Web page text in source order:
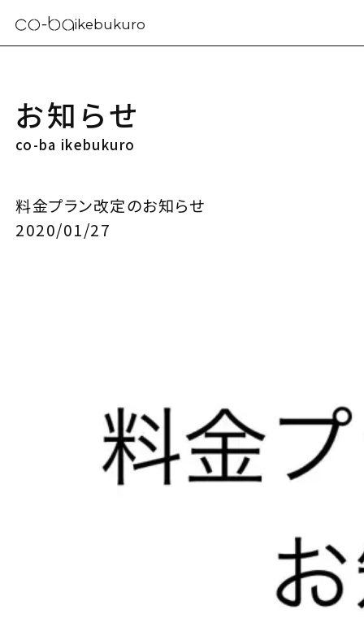
ikebukuro
お知らせ
co-ba ikebukuro
料金プラン改定のお知らせ
2020/01/27